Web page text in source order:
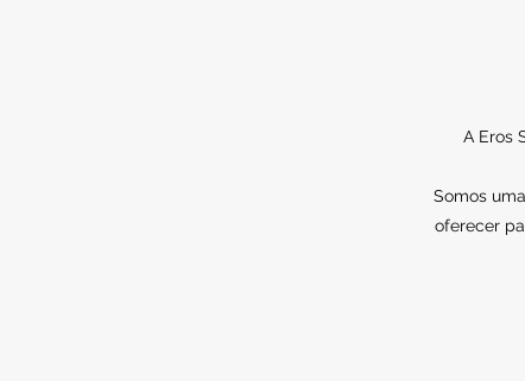
A Eros
Somos
oferecer